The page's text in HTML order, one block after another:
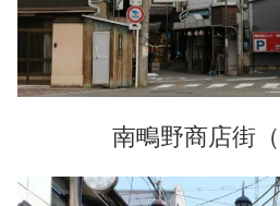
南鴫野商店街（